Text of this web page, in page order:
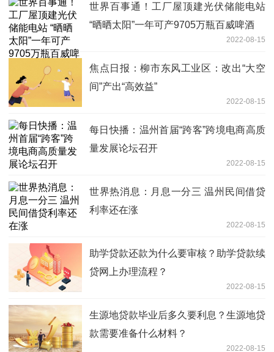
世界百事通！工厂屋顶建光伏储能电站
“晒晒太阳”一年可产9705万瓶百威啤酒
2022-08-15
焦点日报：柳市东风工业区：改出“大空
间”产出“高效益”
2022-08-15
每日快播：温州首届“跨客”跨境电商高质
量发展论坛召开
2022-08-15
世界热消息：月息一分三 温州民间借贷
利率还在涨
2022-08-15
助学贷款还款为什么要审核？助学贷款续
贷网上办理流程？
2022-08-15
生源地贷款毕业后多久要利息？生源地贷
款需要准备什么材料？
2022-08-15